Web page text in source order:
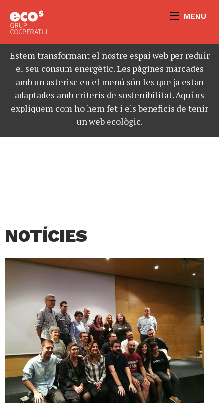
MENU
Estem transformant el nostre espai web per reduir
el seu consum energètic. Les pàgines marcades
amb un asterisc en el menú són les que ja estan
adaptades amb criteris de sostenibilitat.Aquíus
expliquem com ho hem fet i els beneficis de tenir
un web ecològic.
NOTÍCIES